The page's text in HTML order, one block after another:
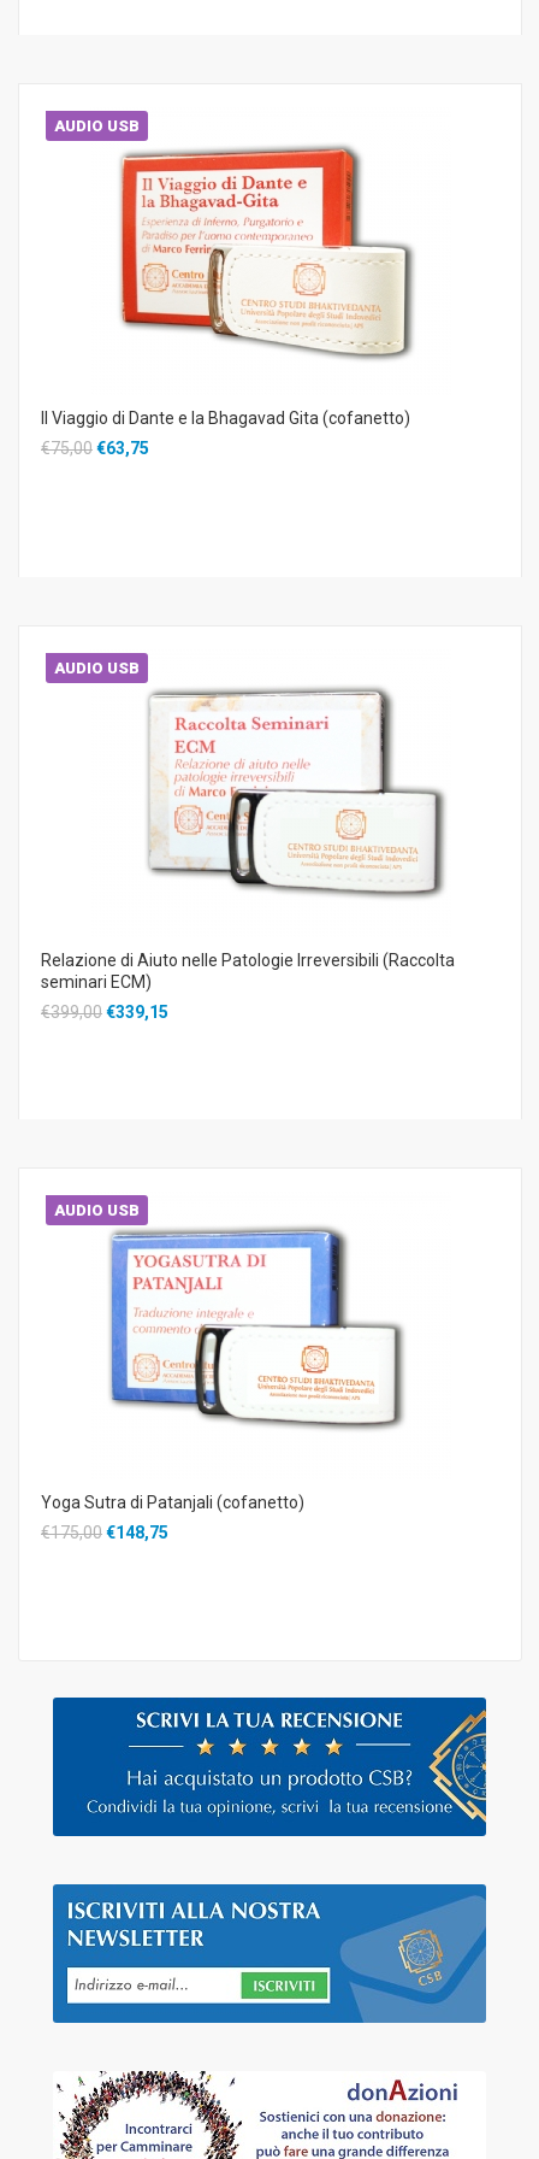
AUDIO USB
Il Viaggio di Dante e la Bhagavad Gita (cofanetto)
€75,00€63,75
AUDIO USB
Relazione di Aiuto nelle Patologie Irreversibili (Raccolta
seminari ECM)
€399,00€339,15
AUDIO USB
Yoga Sutra di Patanjali (cofanetto)
€175,00€148,75